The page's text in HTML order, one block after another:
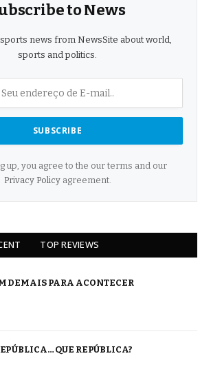
to News
news from NewsSite about world,
sports and politics.
up, you agree to the our terms and our
Privacy Policyagreement.
TOP REVIEWS
DEMAIS PARA ACONTECER
QUE REPÚBLICA?